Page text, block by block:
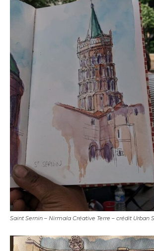
Saint Sernin – Nirmala Créative Terre – crédit Urban